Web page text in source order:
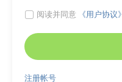
 阅读并同意 《用户协议》
注册帐号